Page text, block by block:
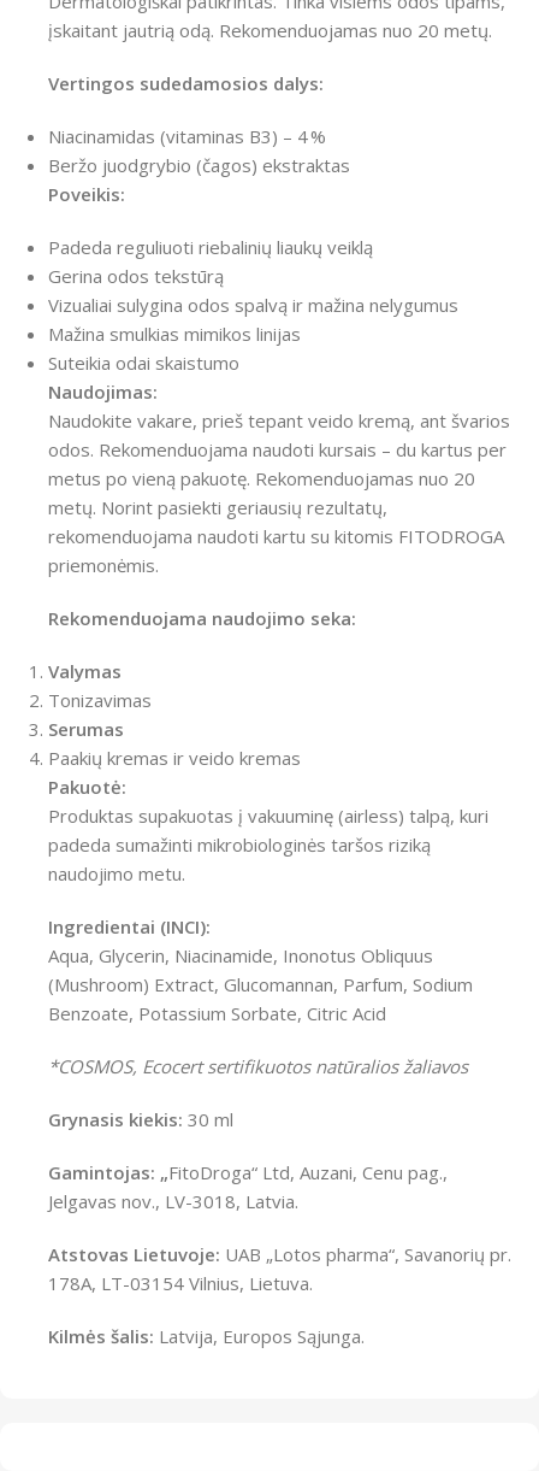
įskaitant jautrią odą. Rekomenduojamas nuo 20 metų.
Vertingos sudedamosios dalys:
Niacinamidas (vitaminas B3) – 4 %
Beržo juodgrybio (čagos) ekstraktas
Poveikis:
Padeda reguliuoti riebalinių liaukų veiklą
Gerina odos tekstūrą
Vizualiai sulygina odos spalvą ir mažina nelygumus
Mažina smulkias mimikos linijas
Suteikia odai skaistumo
Naudojimas:
Naudokite vakare, prieš tepant veido kremą, ant švarios
odos. Rekomenduojama naudoti kursais – du kartus per
metus po vieną pakuotę. Rekomenduojamas nuo 20
metų. Norint pasiekti geriausių rezultatų,
rekomenduojama naudoti kartu su kitomis FITODROGA
priemonėmis.
Rekomenduojama naudojimo seka:
Valymas
Tonizavimas
Serumas
Paakių kremas ir veido kremas
Pakuotė:
Produktas supakuotas į vakuuminę (airless) talpą, kuri
padeda sumažinti mikrobiologinės taršos riziką
naudojimo metu.
Ingredientai (INCI):
Aqua, Glycerin, Niacinamide, Inonotus Obliquus
(Mushroom) Extract, Glucomannan, Parfum, Sodium
Benzoate, Potassium Sorbate, Citric Acid
*COSMOS, Ecocert sertifikuotos natūralios žaliavos
Grynasis kiekis: 30 ml
Gamintojas: „FitoDroga“ Ltd, Auzani, Cenu pag.,
Jelgavas nov., LV-3018, Latvia.
Atstovas Lietuvoje: UAB „Lotos pharma“, Savanorių pr.
178A, LT-03154 Vilnius, Lietuva.
Kilmės šalis: Latvija, Europos Sąjunga.